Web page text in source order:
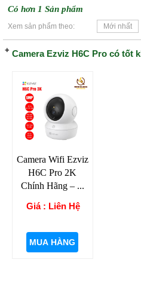
Có hơn 1 Sản phẩm
Xem sản phẩm theo: Mới nhất
Camera Ezviz H6C Pro có tốt
Camera Wifi Ezviz
H6C Pro 2K
Chính Hãng – ...
Giá : Liên Hệ
MUA HÀNG